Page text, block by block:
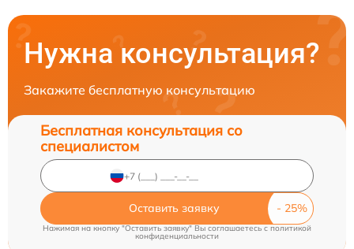
Нужна консультация?
Закажите бесплатную консультацию
Бесплатная консультация со
специалистом
Оставить заявку
Нажимая на кнопку "Оставить заявку" Вы соглашаетесь c политикой
конфиденциальности